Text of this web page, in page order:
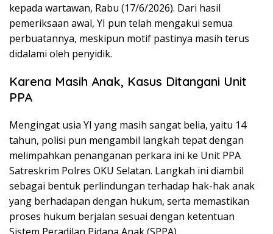
kepada wartawan, Rabu (17/6/2026). Dari hasil
pemeriksaan awal, YI pun telah mengakui semua
perbuatannya, meskipun motif pastinya masih terus
didalami oleh penyidik.
Karena Masih Anak, Kasus Ditangani Unit
PPA
Mengingat usia YI yang masih sangat belia, yaitu 14
tahun, polisi pun mengambil langkah tepat dengan
melimpahkan penanganan perkara ini ke Unit PPA
Satreskrim Polres OKU Selatan. Langkah ini diambil
sebagai bentuk perlindungan terhadap hak-hak anak
yang berhadapan dengan hukum, serta memastikan
proses hukum berjalan sesuai dengan ketentuan